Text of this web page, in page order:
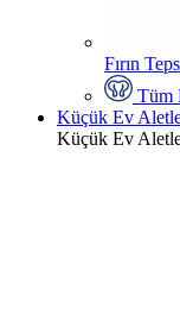
Fırın
Tüm
Küçük Ev
Küçük Ev